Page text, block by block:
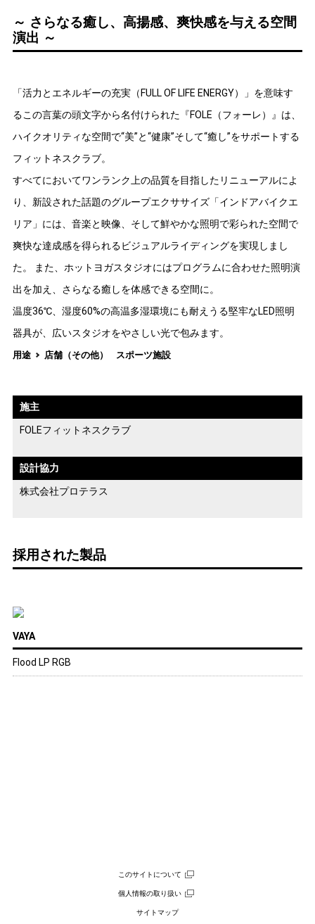
～ さらなる癒し、高揚感、爽快感を与える空間
演出 ～
「活力とエネルギーの充実（FULL OF LIFE ENERGY）」を意味す
るこの言葉の頭文字から名付けられた『FOLE（フォーレ）』は、
ハイクオリティな空間で“美”と“健康”そして“癒し”をサポートする
フィットネスクラブ。
すべてにおいてワンランク上の品質を目指したリニューアルによ
り、新設された話題のグループエクササイズ「インドアバイクエ
リア」には、音楽と映像、そして鮮やかな照明で彩られた空間で
爽快な達成感を得られるビジュアルライディングを実現しまし
た。 また、ホットヨガスタジオにはプログラムに合わせた照明演
出を加え、さらなる癒しを体感できる空間に。
温度36℃、湿度60%の高温多湿環境にも耐えうる堅牢なLED照明
器具が、広いスタジオをやさしい光で包みます。
用途 店舗（その他） スポーツ施設
施主
FOLEフィットネスクラブ
設計協力
株式会社プロテラス
採用された製品
VAYA
Flood LP RGB
このサイトについて
個人情報の取り扱い
サイトマップ